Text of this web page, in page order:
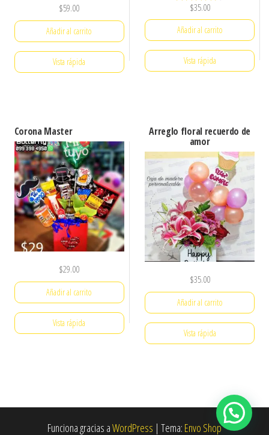
$59.00
Añadir al carrito
Vista rápida
Valorado
con
4.50
$35.00
Añadir al carrito
Vista rápida
Corona Master
$29.00
Añadir al carrito
Vista rápida
Arreglo floral recuerdo de
amor
$35.00
Añadir al carrito
Vista rápida
Funciona gracias aWordPress | Tema: Envo Shop